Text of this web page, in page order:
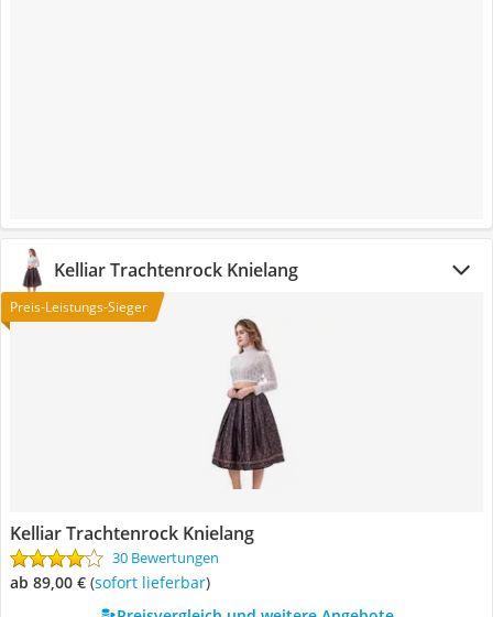
Kelliar Trachtenrock Knielang
Preis-Leistungs-Sieger
Kelliar Trachtenrock Knielang
30 Bewertungen
ab 89,00 € ( Sofort lieferbar)